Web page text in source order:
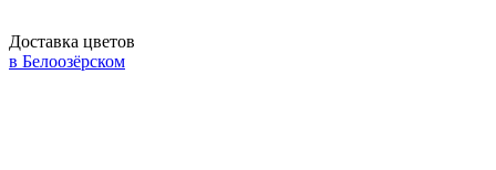
Доставка цветов
в Белоозёрском